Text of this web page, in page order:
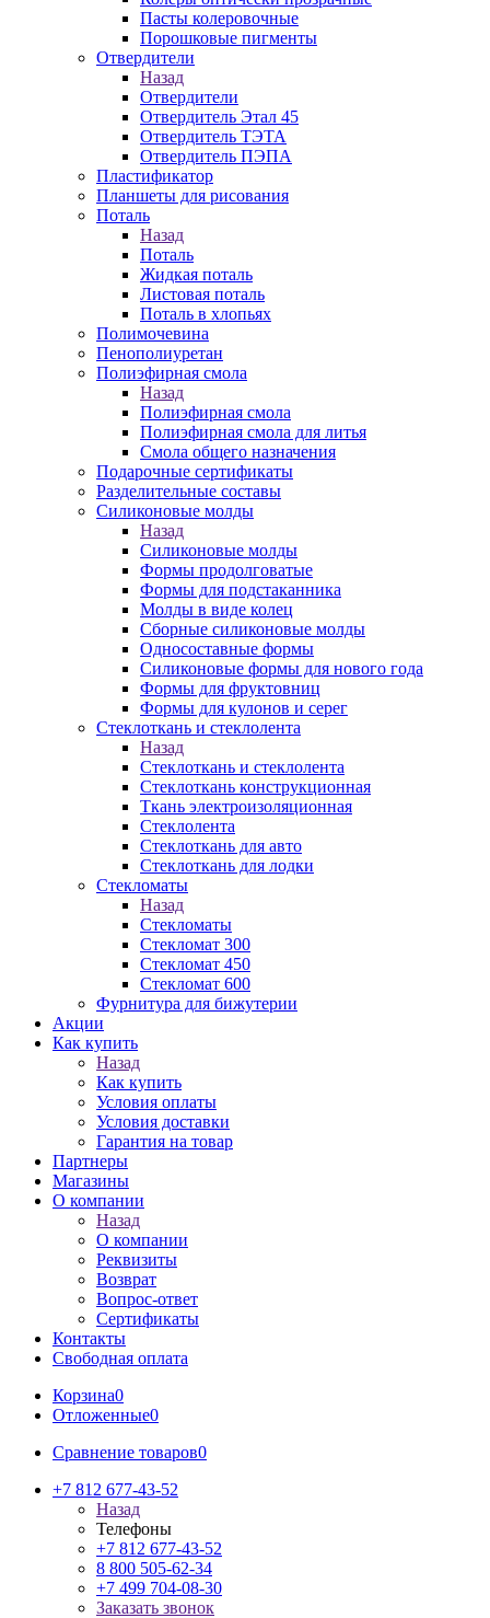
Пасты колеровочные
Порошковые пигменты
Отвердители
Назад
Отвердители
Отвердитель Этал 45
Отвердитель ТЭТА
Отвердитель ПЭПА
Пластификатор
Планшеты для рисования
Поталь
Назад
Поталь
Жидкая поталь
Листовая поталь
Поталь в хлопьях
Полимочевина
Пенополиуретан
Полиэфирная смола
Назад
Полиэфирная смола
Полиэфирная смола для литья
Смола общего назначения
Подарочные сертификаты
Разделительные составы
Силиконовые молды
Назад
Силиконовые молды
Формы продолговатые
Формы для подстаканника
Молды в виде колец
Сборные силиконовые молды
Односоставные формы
Силиконовые формы для нового года
Формы для фруктовниц
Формы для кулонов и серег
Стеклоткань и стеклолента
Назад
Стеклоткань и стеклолента
Стеклоткань конструкционная
Ткань электроизоляционная
Стеклолента
Стеклоткань для авто
Стеклоткань для лодки
Стекломаты
Назад
Стекломаты
Стекломат 300
Стекломат 450
Стекломат 600
Фурнитура для бижутерии
Акции
Как купить
Назад
Как купить
Условия оплаты
Условия доставки
Гарантия на товар
Партнеры
Магазины
О компании
Назад
О компании
Реквизиты
Возврат
Вопрос-ответ
Сертификаты
Контакты
Свободная оплата
Корзина0
Отложенные0
Сравнение товаров0
+7 812 677-43-52
Назад
Телефоны
+7 812 677-43-52
8 800 505-62-34
+7 499 704-08-30
Заказать звонок